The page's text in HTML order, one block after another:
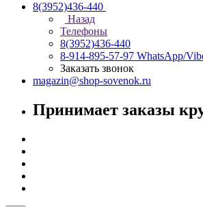
8(3952)436-440
Назад
Телефоны
8(3952)436-440
8-914-895-57-97 WhatsApp/
Заказать звонок
magazin@shop-sovenok.ru
Принимает заказы